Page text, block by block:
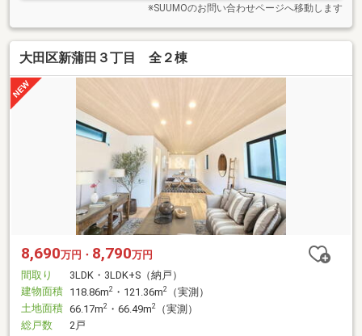
※SUUMOのお問い合わせページへ移動します
大田区新蒲田３丁目 全２棟
8,690万円・ 8,790万円
間取り
3LDK・3LDK+S（納戸）
建物面積 118.86m2 ・121.36m2
（実測）
土地面積 66.17m2 ・66.49m2
（実測）
総戸数
2戸